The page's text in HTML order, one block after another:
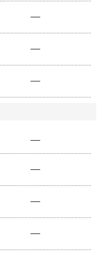
—
—
—
—
—
—
—